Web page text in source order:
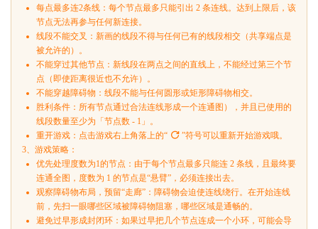
每点最多连2条线：每个节点最多只能引出 2 条连线。达到上限后，该
节点无法再参与任何新连接。
线段不能交叉：新画的线段不得与任何已有的线段相交（共享端点是
被允许的）。
不能穿过其他节点：新线段在两点之间的直线上，不能经过第三个节
点（即使距离很近也不允许）。
不能穿越障碍物：线段不能与任何圆形或矩形障碍物相交。
胜利条件：所有节点通过合法连线形成一个连通图），并且已使用的
线段数量至少为「节点数 - 1」。
重开游戏：点击游戏右上角落上的“
”符号可以重新开始游戏哦。
3、游戏策略：
优先处理度数为1的节点：由于每个节点最多只能连 2 条线，且最终要
连通全图，度数为 1 的节点是“悬臂”，必须连接出去。
观察障碍物布局，预留“走廊”：障碍物会迫使连线绕行。在开始连线
前，先扫一眼哪些区域被障碍物阻塞，哪些区域是通畅的。
避免过早形成封闭环：如果过早把几个节点连成一个小环，可能会导